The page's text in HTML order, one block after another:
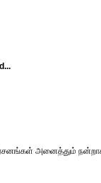
அனைத்தும்